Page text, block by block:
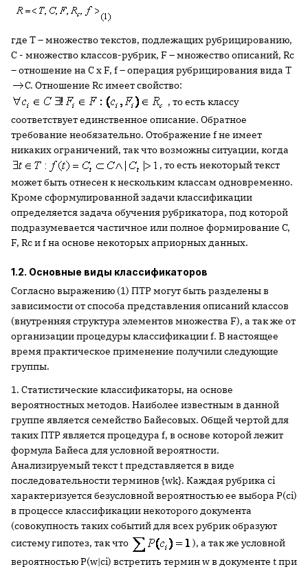
где T – множество текстов, подлежащих рубрицированию,
C - множество классов-рубрик, F – множество описаний, Rc
– отношение на C x F, f – операция рубрицирования вида T
C. Отношение Rc имеет свойство:
, то есть классу
соответствует единственное описание. Обратное
требование необязательно. Отображение f не имеет
никаких ограничений, так что возможны ситуации, когда
, то есть некоторый текст
может быть отнесен к нескольким классам одновременно.
Кроме сформулированной задачи классификации
определяется задача обучения рубрикатора, под которой
подразумевается частичное или полное формирование C,
F, Rc и f на основе некоторых априорных данных.
1.2. Основные виды классификаторов
Согласно выражению (1) ПТР могут быть разде­лены в
зависимости от способа представления опи­саний классов
(внутренняя структура элементов множества F), а так же от
организации процедуры классификации f. В настоящее
время практическое применение получили следующие
группы.
1. Статистические классификаторы, на основе
вероятностных методов. Наиболее известным в данной
группе является семейство Байесовых. Общей чертой для
таких ПТР является процедура f, в основе которой лежит
формула Байеса для условной вероятности.
Анализируемый текст t представляется в виде
последовательности терминов {wk}. Каждая рубрика ci
характеризуется безусловной вероятно­стью ее выбора P(ci)
в процессе классификации некоторого документа
(совокупность таких событий для всех рубрик образуют
систему гипотез, так что
), а так же условной
вероятностью P(w|ci) встретить термин w в документе t при